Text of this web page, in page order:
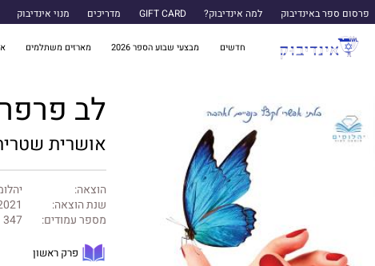
פרסום ספר באינדיבוק למה אינדיבוק? GIFT CARD מדריכים מנוי אינדיבוק
חדשים מבצעי שבוע הספר 2026 מארזים משתלמים
לב פרפר
אושרית
הוצאה:
שנת הוצאה:
מספר עמודים:
347
פרק ראשון